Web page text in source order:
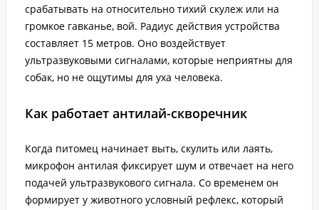
срабатывать на относительно тихий скулеж или на
громкое гавканье, вой. Радиус действия устройства
составляет 15 метров. Оно воздействует
ультразвуковыми сигналами, которые неприятны для
собак, но не ощутимы для уха человека.
Как работает антилай-скворечник
Когда питомец начинает выть, скулить или лаять,
микрофон антилая фиксирует шум и отвечает на него
подачей ультразвукового сигнала. Со временем он
формирует у животного условный рефлекс, который